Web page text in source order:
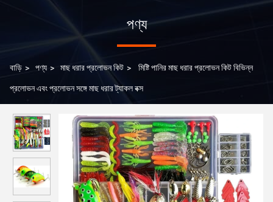
পণ্য
বাড়ি > পণ্য > মাছ ধরার প্রলোভন কিট > মিষ্টি পানির মাছ ধরার প্রলোভন কিট বিভিন্ন
প্রলোভন এবং প্রলোভন সঙ্গে মাছ ধরার ট্যাকল বক্স